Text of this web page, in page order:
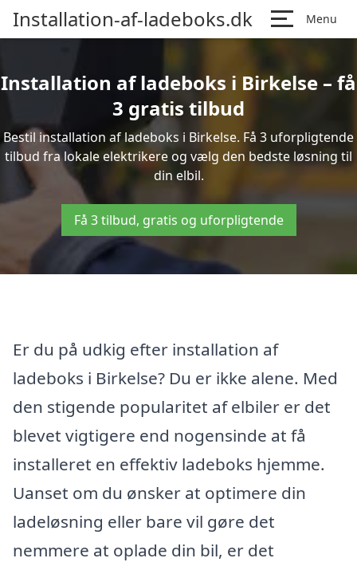
Installation-af-ladeboks.dk Menu
Installation af ladeboks i Birkelse – få
3 gratis tilbud
Bestil installation af ladeboks i Birkelse. Få 3 uforpligtende
tilbud fra lokale elektrikere og vælg den bedste løsning til
din elbil.
Få 3 tilbud, gratis og uforpligtende
Er du på udkig efter installation af
ladeboks i Birkelse? Du er ikke alene. Med
den stigende popularitet af elbiler er det
blevet vigtigere end nogensinde at få
installeret en effektiv ladeboks hjemme.
Uanset om du ønsker at optimere din
ladeløsning eller bare vil gøre det
nemmere at oplade din bil, er det